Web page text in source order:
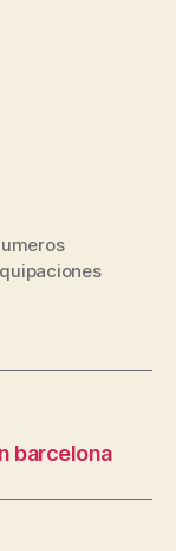
barcelona